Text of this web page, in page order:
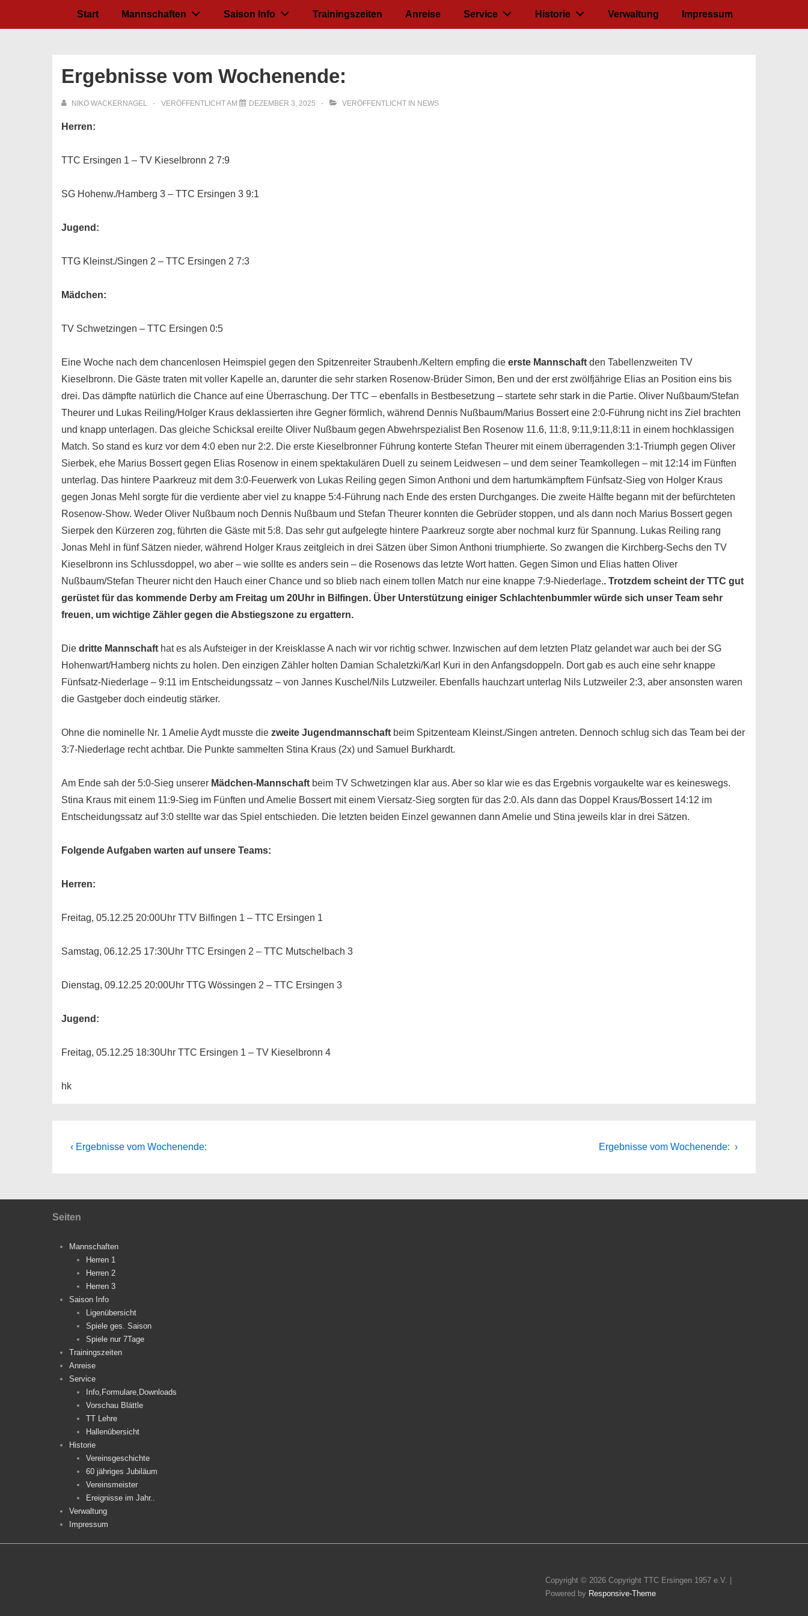
Hauptnavigation
Start Mannschaften Saison Info Trainingszeiten Anreise Service Historie Verwaltung Impressum
Ergebnisse vom Wochenende:
NIKO WACKERNAGEL VERÖFFENTLICHT AM DEZEMBER 3, 2025 VERÖFFENTLICHT IN NEWS
Herren:
TTC Ersingen 1 – TV Kieselbronn 2 7:9
SG Hohenw./Hamberg 3 – TTC Ersingen 3 9:1
Jugend:
TTG Kleinst./Singen 2 – TTC Ersingen 2 7:3
Mädchen:
TV Schwetzingen – TTC Ersingen 0:5
Eine Woche nach dem chancenlosen Heimspiel gegen den Spitzenreiter Straubenh./Keltern empfing die erste Mannschaft den Tabellenzweiten TV
Kieselbronn. Die Gäste traten mit voller Kapelle an, darunter die sehr starken Rosenow-Brüder Simon, Ben und der erst zwölfjährige Elias an Position eins bis
drei. Das dämpfte natürlich die Chance auf eine Überraschung. Der TTC – ebenfalls in Bestbesetzung – startete sehr stark in die Partie. Oliver Nußbaum/Stefan
Theurer und Lukas Reiling/Holger Kraus deklassierten ihre Gegner förmlich, während Dennis Nußbaum/Marius Bossert eine 2:0-Führung nicht ins Ziel brachten
und knapp unterlagen. Das gleiche Schicksal ereilte Oliver Nußbaum gegen Abwehrspezialist Ben Rosenow 11.6, 11:8, 9:11,9:11,8:11 in einem hochklassigen
Match. So stand es kurz vor dem 4:0 eben nur 2:2. Die erste Kieselbronner Führung konterte Stefan Theurer mit einem überragenden 3:1-Triumph gegen Oliver
Sierbek, ehe Marius Bossert gegen Elias Rosenow in einem spektakulären Duell zu seinem Leidwesen – und dem seiner Teamkollegen – mit 12:14 im Fünften
unterlag. Das hintere Paarkreuz mit dem 3:0-Feuerwerk von Lukas Reiling gegen Simon Anthoni und dem hartumkämpftem Fünfsatz-Sieg von Holger Kraus
gegen Jonas Mehl sorgte für die verdiente aber viel zu knappe 5:4-Führung nach Ende des ersten Durchganges. Die zweite Hälfte begann mit der befürchteten
Rosenow-Show. Weder Oliver Nußbaum noch Dennis Nußbaum und Stefan Theurer konnten die Gebrüder stoppen, und als dann noch Marius Bossert gegen
Sierpek den Kürzeren zog, führten die Gäste mit 5:8. Das sehr gut aufgelegte hintere Paarkreuz sorgte aber nochmal kurz für Spannung. Lukas Reiling rang
Jonas Mehl in fünf Sätzen nieder, während Holger Kraus zeitgleich in drei Sätzen über Simon Anthoni triumphierte. So zwangen die Kirchberg-Sechs den TV
Kieselbronn ins Schlussdoppel, wo aber – wie sollte es anders sein – die Rosenows das letzte Wort hatten. Gegen Simon und Elias hatten Oliver
Nußbaum/Stefan Theurer nicht den Hauch einer Chance und so blieb nach einem tollen Match nur eine knappe 7:9-Niederlage.. Trotzdem scheint der TTC gut
gerüstet für das kommende Derby am Freitag um 20Uhr in Bilfingen. Über Unterstützung einiger Schlachtenbummler würde sich unser Team sehr
freuen, um wichtige Zähler gegen die Abstiegszone zu ergattern.
Die dritte Mannschaft hat es als Aufsteiger in der Kreisklasse A nach wir vor richtig schwer. Inzwischen auf dem letzten Platz gelandet war auch bei der SG
Hohenwart/Hamberg nichts zu holen. Den einzigen Zähler holten Damian Schaletzki/Karl Kuri in den Anfangsdoppeln. Dort gab es auch eine sehr knappe
Fünfsatz-Niederlage – 9:11 im Entscheidungssatz – von Jannes Kuschel/Nils Lutzweiler. Ebenfalls hauchzart unterlag Nils Lutzweiler 2:3, aber ansonsten waren
die Gastgeber doch eindeutig stärker.
Ohne die nominelle Nr. 1 Amelie Aydt musste die zweite Jugendmannschaft beim Spitzenteam Kleinst./Singen antreten. Dennoch schlug sich das Team bei der
3:7-Niederlage recht achtbar. Die Punkte sammelten Stina Kraus (2x) und Samuel Burkhardt.
Am Ende sah der 5:0-Sieg unserer Mädchen-Mannschaft beim TV Schwetzingen klar aus. Aber so klar wie es das Ergebnis vorgaukelte war es keineswegs.
Stina Kraus mit einem 11:9-Sieg im Fünften und Amelie Bossert mit einem Viersatz-Sieg sorgten für das 2:0. Als dann das Doppel Kraus/Bossert 14:12 im
Entscheidungssatz auf 3:0 stellte war das Spiel entschieden. Die letzten beiden Einzel gewannen dann Amelie und Stina jeweils klar in drei Sätzen.
Folgende Aufgaben warten auf unsere Teams:
Herren:
Freitag, 05.12.25 20:00Uhr TTV Bilfingen 1 – TTC Ersingen 1
Samstag, 06.12.25 17:30Uhr TTC Ersingen 2 – TTC Mutschelbach 3
Dienstag, 09.12.25 20:00Uhr TTG Wössingen 2 – TTC Ersingen 3
Jugend:
Freitag, 05.12.25 18:30Uhr TTC Ersingen 1 – TV Kieselbronn 4
hk
Beitragsnavigation
Vorheriger
‹ Ergebnisse vom Wochenende:
Nächster
Ergebnisse vom Wochenende: ›
Seiten
Mannschaften
Herren 1
Herren 2
Herren 3
Saison Info
Ligenübersicht
Spiele ges. Saison
Spiele nur 7Tage
Trainingszeiten
Anreise
Service
Info,Formulare,Downloads
Vorschau Blättle
TT Lehre
Hallenübersicht
Historie
Vereinsgeschichte
60 jähriges Jubiläum
Vereinsmeister
Ereignisse im Jahr..
Verwaltung
Impressum
Copyright © 2026 Copyright TTC Ersingen 1957 e.V.
Powered by Responsive-Theme